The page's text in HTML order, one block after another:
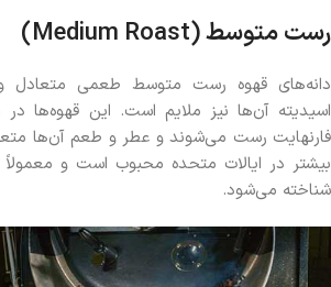
رست متوسط (Medium Roast)
دانه‌های قهوه رست متوسط طعمی متعادل
فارنهایت رست می‌شوند و عطر و طعم آن‌ها
بیشتر در ایالات متحده محبوب است و معمولاً
شناخته می‌شود.